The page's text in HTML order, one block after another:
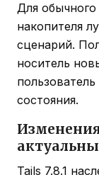
Для обычного
накопителя
сценарий.
носитель
состояния.
Tails 7.8.1